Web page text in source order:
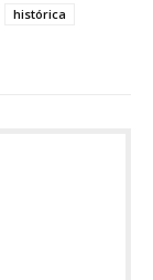
histórica